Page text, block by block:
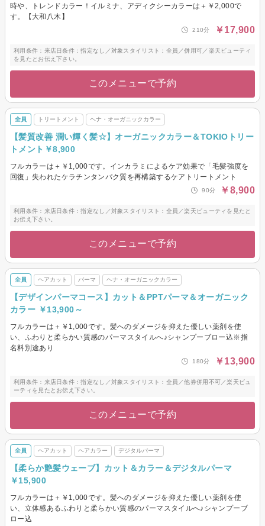
時や、トレンドカラー！イルミナ、アディクシーカラーは＋￥2,000で
す。【大和八木】
210分 ￥17,900
利用条件：来店日条件：指定なし／対象スタイリスト：全員／併用可／楽天ビューティ
を見たとお伝え下さい。
このメニューで予約
全員 トリートメント ヘナ・オーガニックカラー
【髪質改善 潤い輝く髪☆】オーガニックカラー＆TOKIOトリー
トメント￥8,900
フルカラーは＋￥1,000です。インカラミによるケア効果で「毛髪強度を
回復」失われたケラチンタンパク質を再構築するケアトリートメント
90分 ￥8,900
利用条件：来店日条件：指定なし／対象スタイリスト：全員／楽天ビューティを見たと
お伝え下さい。
このメニューで予約
全員 ヘアカット パーマ ヘナ・オーガニックカラー
【デザインパーマコース】カット＆PPTパーマ＆オーガニック
カラー ￥13,900～
フルカラーは＋￥1,000です。髪へのダメージを抑えた優しい薬剤を使
い、ふわりと柔らかい質感のパーマスタイルへ♪シャンプーブロー込※指
名料別途あり
180分 ￥13,900
利用条件：来店日条件：指定なし／対象スタイリスト：全員／他券併用不可／楽天ビュ
ーティを見たとお伝え下さい。
このメニューで予約
全員 ヘアカット ヘアカラー デジタルパーマ
【柔らか艶髪ウェーブ】カット＆カラー＆デジタルパーマ
￥15,900
フルカラーは＋￥1,000です。髪へのダメージを抑えた優しい薬剤を使
い、立体感あるふわりと柔らかい質感のパーマスタイルへ♪シャンプーブ
ロー込